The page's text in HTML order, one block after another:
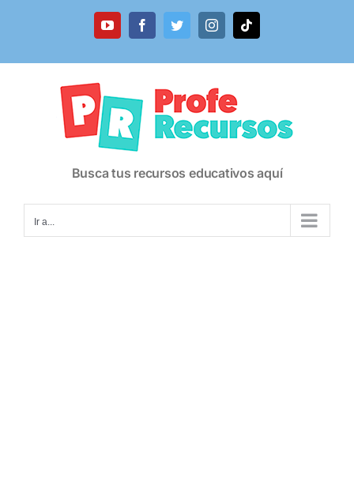
YouTubeFacebookTwitterInstagramTiktok
Busca tus recursos educativos aquí
Ir a...